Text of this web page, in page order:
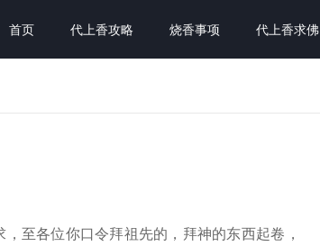
首页 代上香攻略 烧香事项 代上香求佛
至各位你口令拜祖先的，拜神的东西起卷，